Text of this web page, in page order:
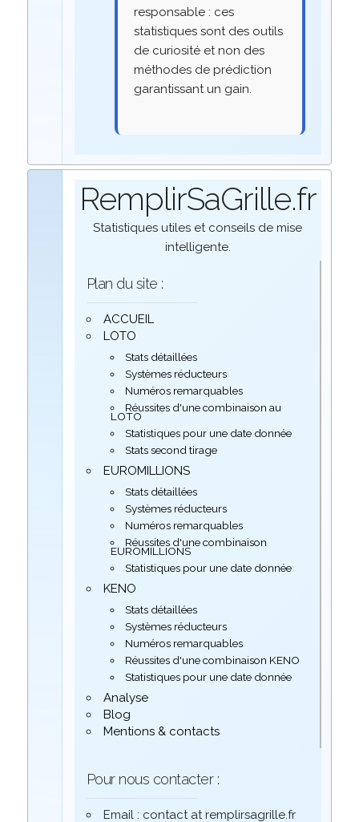
responsable : ces
statistiques sont des outils
de curiosité et non des
méthodes de prédiction
garantissant un gain.
RemplirSaGrille.fr
Statistiques utiles et conseils de mise
intelligente.
Plan du site :
ACCUEIL
LOTO
Stats détaillées
Systèmes réducteurs
Numéros remarquables
Réussites d'une combinaison au
LOTO
Statistiques pour une date donnée
Stats second tirage
EUROMILLIONS
Stats détaillées
Systèmes réducteurs
Numéros remarquables
Réussites d'une combinaison
EUROMILLIONS
Statistiques pour une date donnée
KENO
Stats détaillées
Systèmes réducteurs
Numéros remarquables
Réussites d'une combinaison KENO
Statistiques pour une date donnée
Analyse
Blog
Mentions & contacts
Pour nous contacter :
Email : contact at remplirsagrille.fr